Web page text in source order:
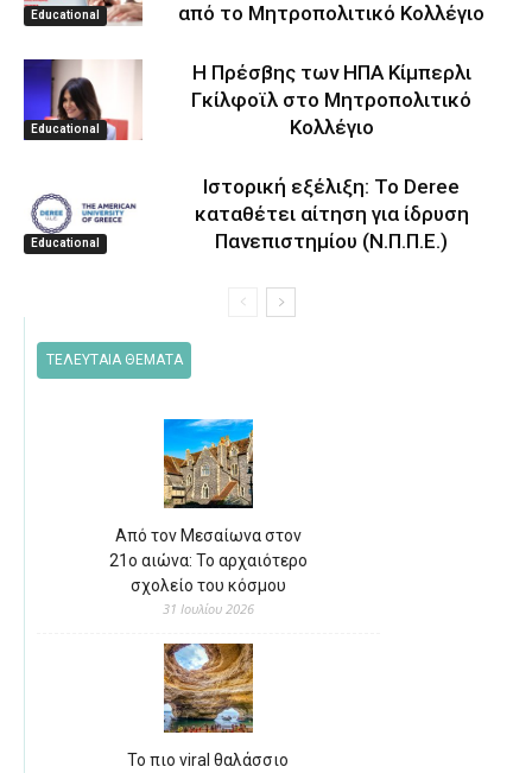
Educational από το Μητροπολιτικό Κολλέγιο
Educational
Η Πρέσβης των ΗΠΑ Κίμπερλι
Γκίλφοϊλ στο Μητροπολιτικό
Κολλέγιο
Educational
Ιστορική εξέλιξη: Το Deree
καταθέτει αίτηση για ίδρυση
Πανεπιστημίου (Ν.Π.Π.Ε.)
ΤΕΛΕΥΤΑΙΑ ΘΕΜΑΤΑ
Από τον Μεσαίωνα στον
21ο αιώνα: Το αρχαιότερο
σχολείο του κόσμου
31 Ιουλίου 2026
Το πιο viral θαλάσσιο